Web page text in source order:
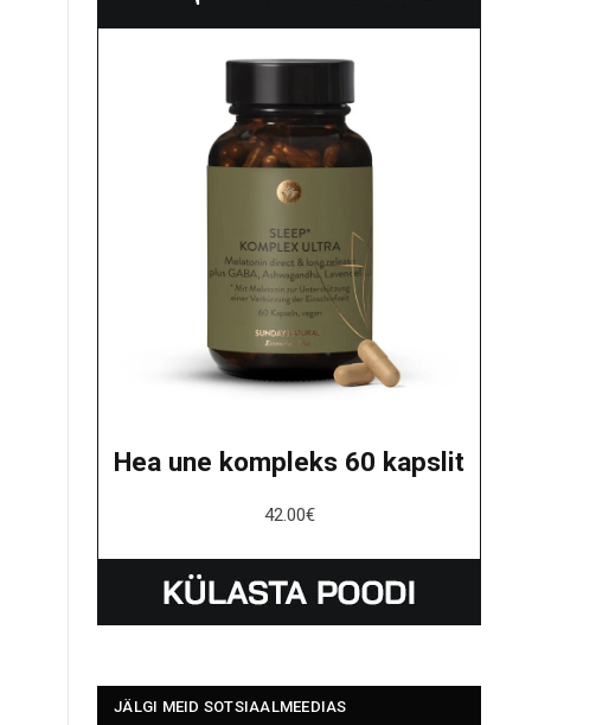
Hea une kompleks 60 kapslit
42.00€
JÄLGI MEID SOTSIAALMEEDIAS